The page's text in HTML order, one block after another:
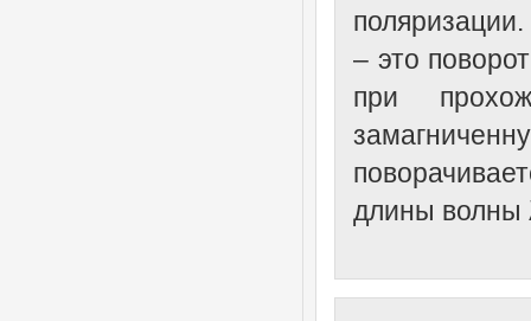
– это
при
длины волны